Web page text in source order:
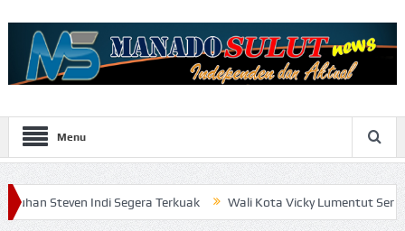
Menu
Indi Segera Terkuak Wali Kota Vicky Lumentut Serahkan LKPD